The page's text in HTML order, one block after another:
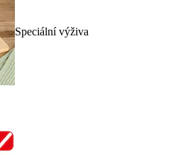
Speciální výživa